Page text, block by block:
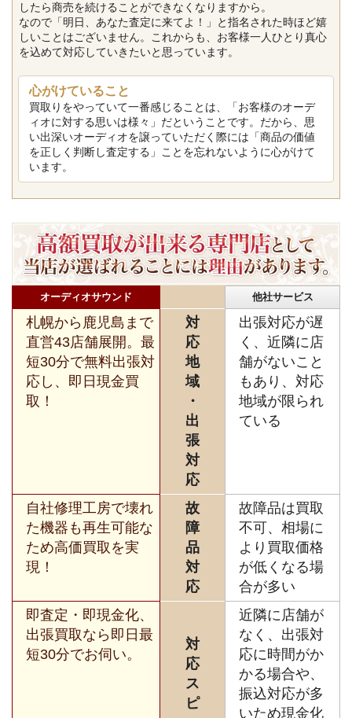
したら商売を続けることができなくなりますから。
なので「明日、あなた査定に来てよ！」と指名された時ほど嬉
しいことはございません。これからも、お客様一人ひとり真心
を込めて対応していきたいと思っています。
心がけていること
買取りをやっていて一番感じることは、「お客様のオーデ
ィオに対する思いは様々」だということです。だから、思
い出深いオーディオを譲っていただく際には「商品の価値
を正しく判断し査定する」ことを忘れないように心がけて
います。
オーディオサウンド 他社サービス
札幌から鹿児島まで
直営43店舗展開。最
短30分で無料出張対
応し、即日現金買
取！
対
応
地
域
・
出
張
対
応
出張対応が遅
く、近隣に店
舗がないこと
もあり、対応
地域が限られ
ている
自社修理工房で壊れ
た機器も再生可能な
ため高価買取を実
現！
故
障
品
対
応
故障品は買取
不可、相場に
より買取価格
が低くなる場
合が多い
即査定・即現金化、
出張買取なら即日最
短30分でお伺い。
対
応
ス
ピ
近隣に店舗が
なく、出張対
応に時間がか
かる場合や、
振込対応が多
いため現金化